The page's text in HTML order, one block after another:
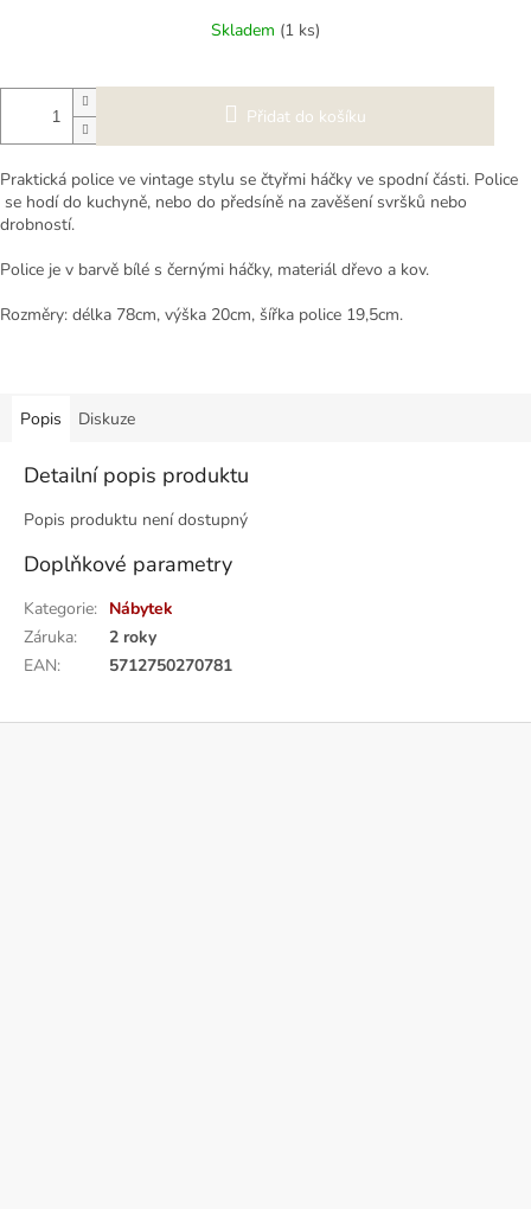
Skladem (1 ks)
Přidat do košíku
Praktická police ve vintage stylu se čtyřmi háčky ve spodní části. Police
se hodí do kuchyně, nebo do předsíně na zavěšení svršků nebo
drobností.
Police je v barvě bílé s černými háčky, materiál dřevo a kov.
Rozměry: délka 78cm, výška 20cm, šířka police 19,5cm.
Popis Diskuze
Detailní popis produktu
Popis produktu není dostupný
Doplňkové parametry
Kategorie: Nábytek
Záruka:
2 roky
EAN: 5712750270781
Z